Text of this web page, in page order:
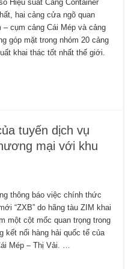
Hiệu suất Cảng Container
hai cảng cửa ngõ quan
– cụm cảng Cái Mép và cảng
góp mặt trong nhóm 20 cảng
khai thác tốt nhất thế giới.
tuyến dịch vụ
mại với khu
thông báo việc chính thức
“ZXB” do hãng tàu ZIM khai
một cột mốc quan trọng trong
kết nối hàng hải quốc tế của
Mép – Thị Vải. …